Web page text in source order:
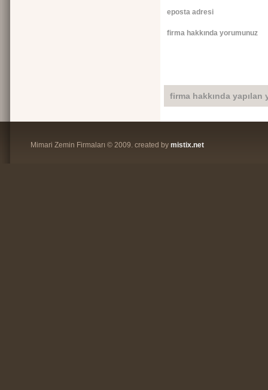
eposta adresi
firma hakkında yorumunuz
firma hakkında yapılan
Mimari Zemin Firmaları © 2009. created by mistix.net